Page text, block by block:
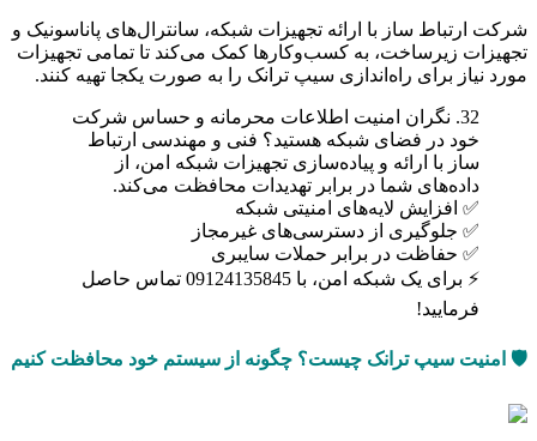
شرکت ارتباط ساز با ارائه تجهیزات شبکه، سانترال‌های پاناسونیک و
تجهیزات زیرساخت، به کسب‌وکارها کمک می‌کند تا تمامی تجهیزات
مورد نیاز برای راه‌اندازی سیپ ترانک را به صورت یکجا تهیه کنند.
32. نگران امنیت اطلاعات محرمانه و حساس شرکت
خود در فضای شبکه هستید؟ فنی و مهندسی ارتباط
ساز با ارائه و پیاده‌سازی تجهیزات شبکه امن، از
داده‌های شما در برابر تهدیدات محافظت می‌کند.
✅ افزایش لایه‌های امنیتی شبکه
✅ جلوگیری از دسترسی‌های غیرمجاز
✅ حفاظت در برابر حملات سایبری
⚡ برای یک شبکه امن، با 09124135845 تماس حاصل
فرمایید!
🛡️ امنیت سیپ ترانک چیست؟ چگونه از سیستم خود محافظت کنیم